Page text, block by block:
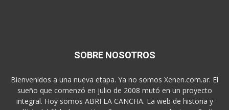
SOBRE NOSOTROS
Bienvenidos a una nueva etapa. Ya no somos Xenen.com.ar. El
sueño que comenzó en julio de 2008 mutó en un proyecto
integral. Hoy somos ABRI LA CANCHA. La web de historia y